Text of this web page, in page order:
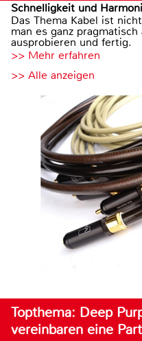
Schnelligkeit und
Das Thema Kabel ist
man es ganz
ausprobieren und fertig.
>> Mehr erfahren
>> Alle anzeigen
Topthema: Deep
vereinbaren eine